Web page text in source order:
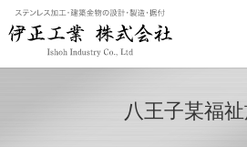
八王子某福